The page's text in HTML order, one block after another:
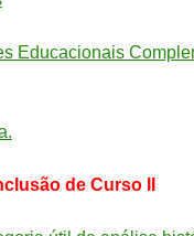
Educacionais
de Curso II